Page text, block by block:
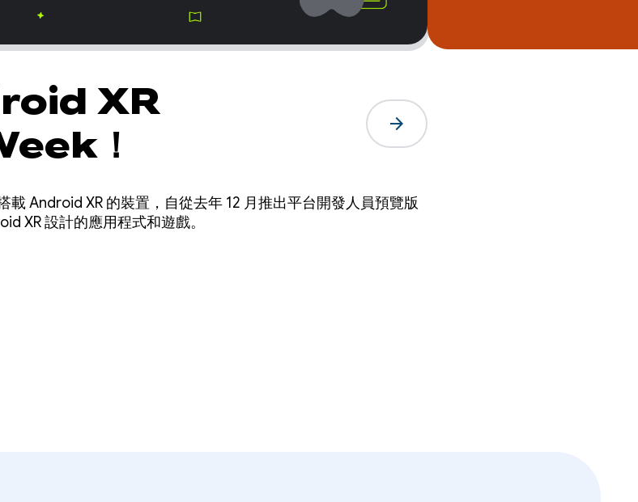
XR
！
arrow_forward
載 Android XR 的裝置，自從去年 12 月推出平台開發人員預覽版
XR 設計的應用程式和遊戲。